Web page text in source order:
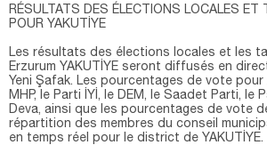
RÉSULTATS DES ÉLECTIONS LOCALES ET
POUR YAKUTİYE
Les résultats des élections locales et les
Erzurum YAKUTİYE seront diffusés en
Yeni Şafak. Les pourcentages de vote pour
MHP, le Parti İYİ, le DEM, le Saadet Parti, le
Deva, ainsi que les pourcentages de vote
répartition des membres du conseil
en temps réel pour le district de YAKUTİYE.